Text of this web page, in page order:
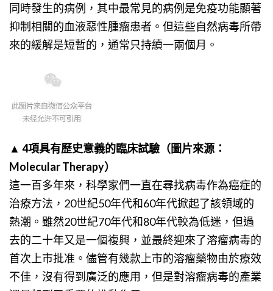
同時發生的病例，其中最常見的病例是免疫功能顯著
抑制相關的血液惡性腫瘤患者。但這些自然病毒所帶
來的緩解是短暫的，通常只持續一兩個月。
▲ 4項具有歷史意義的臨床試驗（圖片來源：
Molecular Therapy）
這一百多年來，科學家們一直在尋找病毒作為癌症的
治療方法，20世紀50年代和60年代掀起了該領域的
熱潮。雖然20世紀70年代和80年代較為低迷，但過
去的二十年又是一個複興，並最終迎來了溶瘤病毒的
首次上市批准。儘管有幾款上市的溶瘤藥物由於療效
不佳，沒有得到廣泛的應用，但是對溶瘤病毒的產業